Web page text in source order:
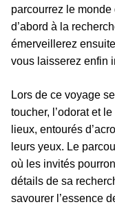
parcourrez le
d’abord à la
émerveillerez
vous laisserez enfin
Lors de ce voyage
toucher, l’odorat et
lieux, entourés
leurs yeux. Le
où les invités
détails de sa
savourer l’essence